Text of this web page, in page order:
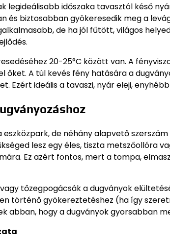
legideálisabb időszaka tavasztól késő
és biztosabban gyökeresedik meg a
de ha jól fűtött, világos
20-25°C között van. A
A túl kevés fény hatására a
Ezért ideális a tavaszi, nyár eleji,
de néhány alapvető
lesz egy éles, tiszta metszőollóra
Ez azért fontos, mert a tompa,
tőzegpogácsák a dugványok
történő gyökereztetéshez (ha így
abban, hogy a dugványok gyorsabban